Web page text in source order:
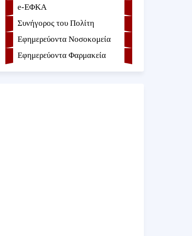
e-ΕΦKA
Συνήγορος του Πολίτη
Εφημερεύοντα Νοσοκομεία
Εφημερεύοντα Φαρμακεία